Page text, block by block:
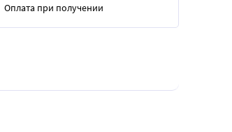
Оплата при получении